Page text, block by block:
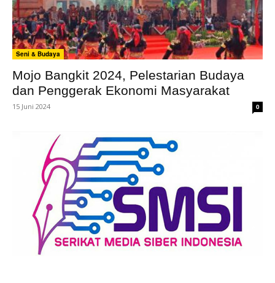
Seni & Budaya
Mojo Bangkit 2024, Pelestarian Budaya
dan Penggerak Ekonomi Masyarakat
15 Juni 2024 0